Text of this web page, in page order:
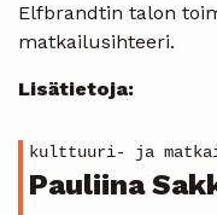
Elfbrandtin talon
matkailusihteeri.
Lisätietoja:
kulttuuri- ja
Pauliina